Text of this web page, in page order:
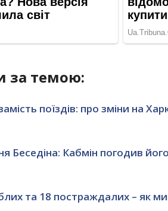
за темою:
поїздів: про зміни на
Беседіна: Кабмін погодив
та 18 постраждалих – як